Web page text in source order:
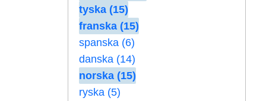
tyska (15)
franska (15)
spanska (6)
danska (14)
norska (15)
ryska (5)